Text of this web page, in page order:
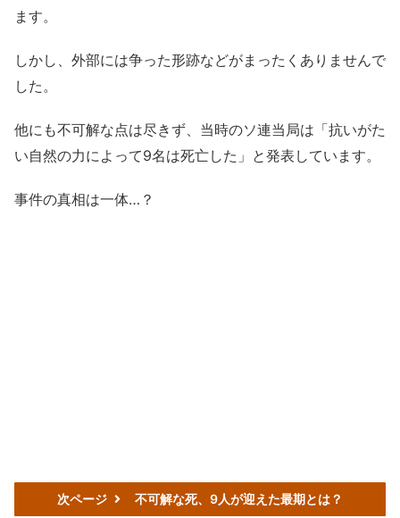
ます。
しかし、外部には争った形跡などがまったくありませんで
した。
他にも不可解な点は尽きず、当時のソ連当局は「抗いがた
い自然の力によって9名は死亡した」と発表しています。
事件の真相は一体…？
次ページ 不可解な死、9人が迎えた最期とは？